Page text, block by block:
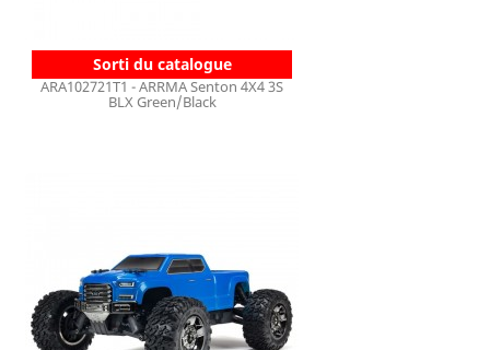
Sorti du catalogue
ARA102721T1 - ARRMA Senton 4X4 3S
BLX Green/Black